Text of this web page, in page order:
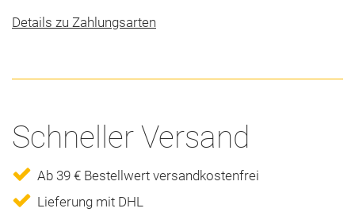
Details zu Zahlungsarten
Schneller Versand
Ab 39 € Bestellwert versandkostenfrei
Lieferung mit DHL